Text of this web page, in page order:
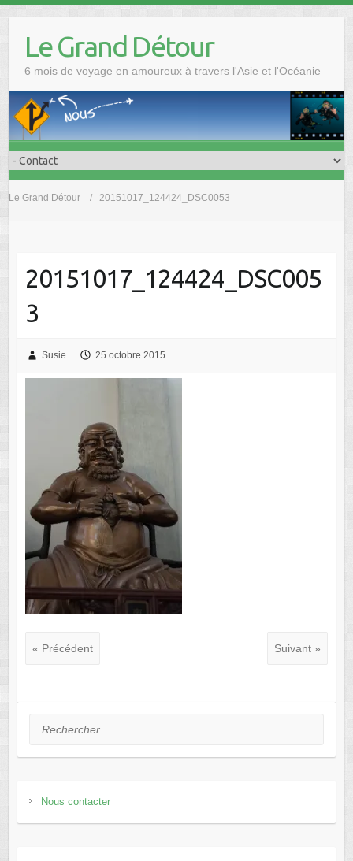
Le Grand Détour
6 mois de voyage en amoureux à travers l'Asie et l'Océanie
Le Grand Détour 20151017_124424_DSC0053
20151017_124424_DSC005
3
Susie 25 octobre 2015
« Précédent Suivant »
Rechercher
Nous contacter